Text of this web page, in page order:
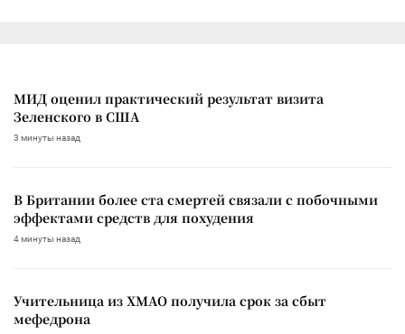
МИД оценил практический результат визита
Зеленского в США
3 минуты назад
В Британии более ста смертей связали с побочными
эффектами средств для похудения
4 минуты назад
Учительница из ХМАО получила срок за сбыт
мефедрона